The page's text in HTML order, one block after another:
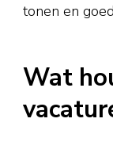
tonen en
Wat